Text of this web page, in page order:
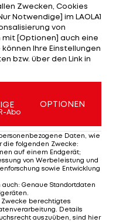
Zwecken, Cookies
Notwendige] im LAOLA1
von
[Optionen] auch eine
Ihre Einstellungen
bzw. über den Link in
Abo
OPTIONEN
Daten, wie
die folgenden Zwecke:
auf einem Endgerät;
von Werbeleistung und
sowie Entwicklung
auch: Genaue Standortdaten
.
berechtigtes
Details
auszuüben, sind hier